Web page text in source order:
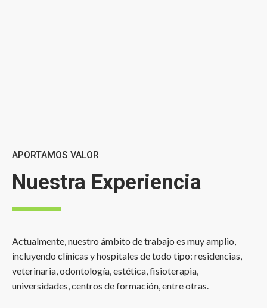
APORTAMOS VALOR
Nuestra Experiencia
Actualmente, nuestro ámbito de trabajo es muy amplio,
incluyendo clínicas y hospitales de todo tipo: residencias,
veterinaria, odontología, estética, fisioterapia,
universidades, centros de formación, entre otras.